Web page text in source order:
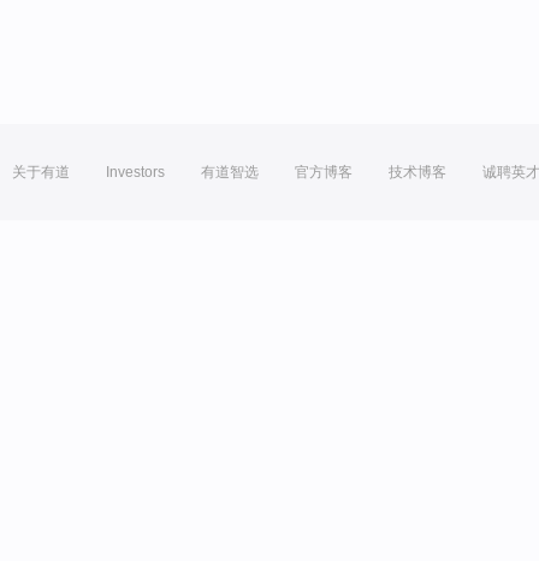
关于有道 Investors 有道智选 官方博客 技术博客 诚聘英才